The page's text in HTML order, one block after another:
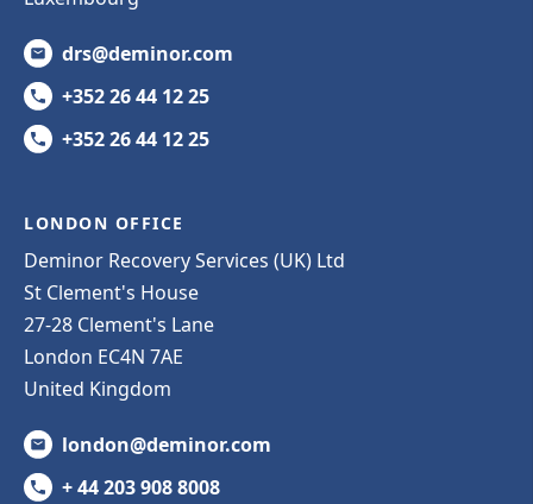
drs@deminor.com
+352 26 44 12 25
+352 26 44 12 25
LONDON OFFICE
Deminor Recovery Services (UK) Ltd
St Clement's House
27-28 Clement's Lane
London EC4N 7AE
United Kingdom
london@deminor.com
+ 44 203 908 8008